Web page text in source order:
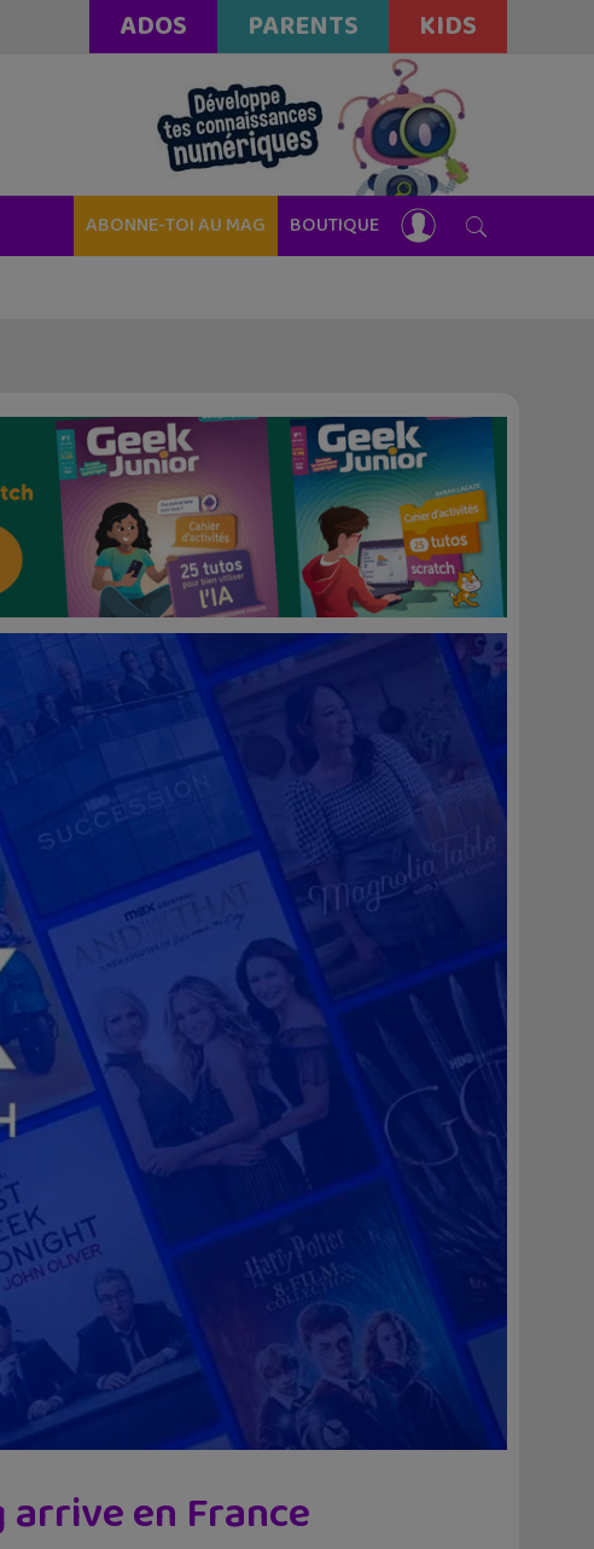
ADOS PARENTS KIDS
ABONNE-TOI AU MAG BOUTIQUE
en France